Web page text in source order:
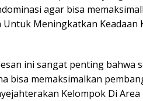
agar bisa
Meningkatkan Keadaan
ini sangat penting bahwa
bisa memaksimalkan
Kelompok Di